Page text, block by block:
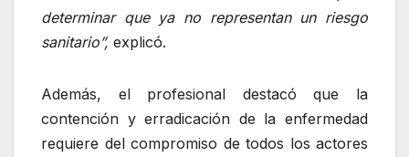
determinar que ya no representan un riesgo
sanitario”, explicó.
Además, el profesional destacó que la
contención y erradicación de la enfermedad
requiere del compromiso de todos los actores